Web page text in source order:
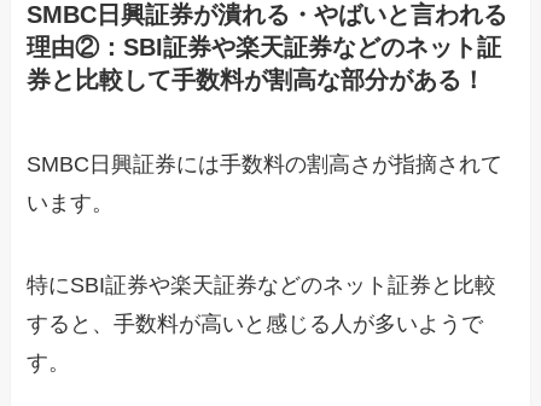
SMBC日興証券が潰れる・やばいと言われる
理由②：SBI証券や楽天証券などのネット証
券と比較して手数料が割高な部分がある！
SMBC日興証券には手数料の割高さが指摘されて
います。
特にSBI証券や楽天証券などのネット証券と比較
すると、手数料が高いと感じる人が多いようで
す。